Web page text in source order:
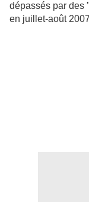
dépassés par des
en juillet-août